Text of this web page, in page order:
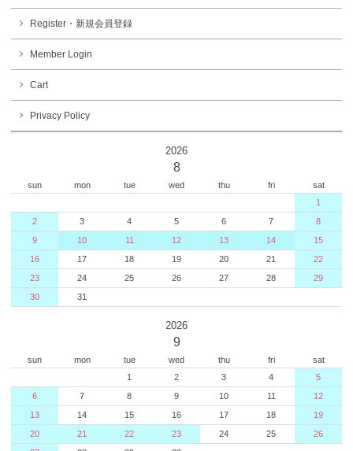
Register・新規会員登録
Member Login
Cart
Privacy Policy
2026
8
sun mon tue wed thu fri
sat
1
2
3 4 5 6 7
8
9
10 11 12 13 14
15
16
17 18 19 20 21
22
23
24 25 26 27 28
29
30
31
2026
9
sun mon tue wed thu fri
sat
1
2 3 4
5
6
7 8 9 10 11
12
13
14 15 16 17 18
19
20
21 22 23 24 25
26